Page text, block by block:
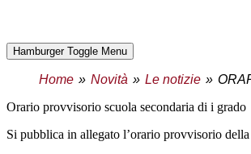
Hamburger Toggle Menu
Home Novità Le notizie
orario provvisorio scuola secondaria di i grado
Si pubblica in allegato l’orario provvisorio